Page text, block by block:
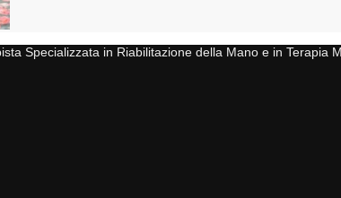
Specializzata in Riabilitazione della Mano e in Terapia